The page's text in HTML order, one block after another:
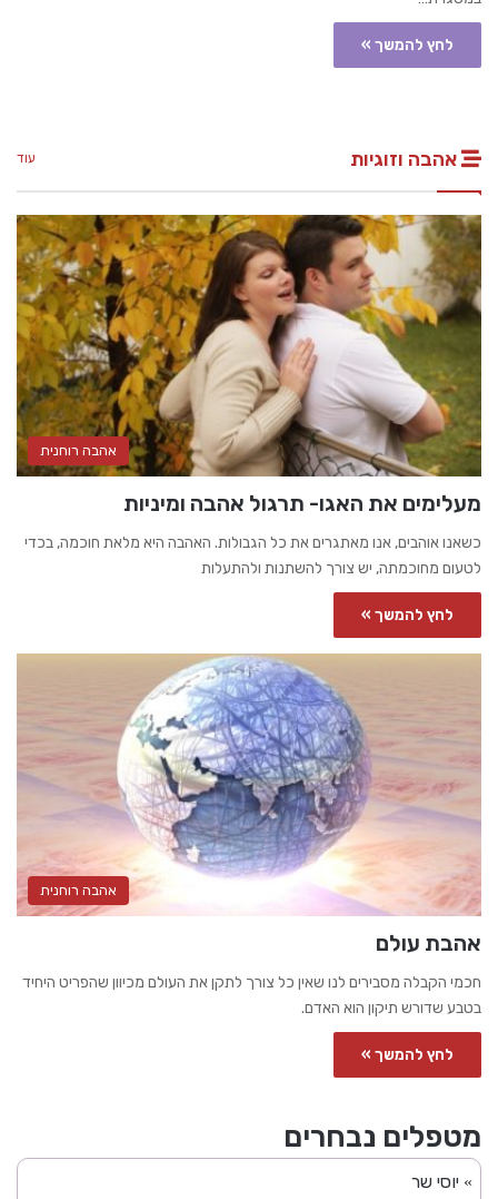
לחץ להמשך »
אהבה וזוגיות עוד
אהבה רוחנית
מעלימים את האגו- תרגול אהבה ומיניות
כשאנו אוהבים, אנו מאתגרים את כל הגבולות. האהבה היא מלאת חוכמה, בכדי
לטעום מחוכמתה, יש צורך להשתנות ולהתעלות
לחץ להמשך »
אהבה רוחנית
אהבת עולם
חכמי הקבלה מסבירים לנו שאין כל צורך לתקן את העולם מכיוון שהפריט היחיד
בטבע שדורש תיקון הוא האדם.
לחץ להמשך »
מטפלים נבחרים
» יוסי שר